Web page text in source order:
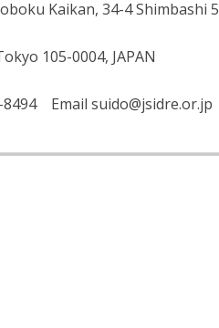
Kaikan, 34-4 Shimbashi 5
105-0004, JAPAN
8494 Email suido@jsidre.or.jp